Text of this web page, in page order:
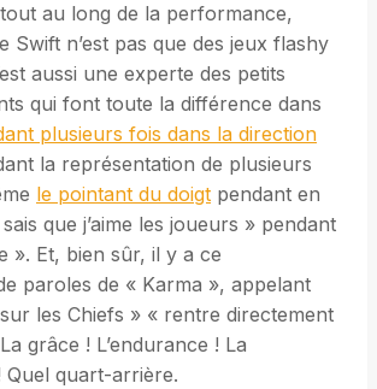
au long de la performance,
Swift n’est pas que des jeux flashy
aussi une experte des petits
qui font toute la différence dans
plusieurs fois dans la direction
la représentation de plusieurs
le pointant du doigt pendant en
que j’aime les joueurs » pendant
». Et, bien sûr, il y a ce
paroles de « Karma », appelant
les Chiefs » « rentre directement
grâce ! L’endurance ! La
quart-arrière.